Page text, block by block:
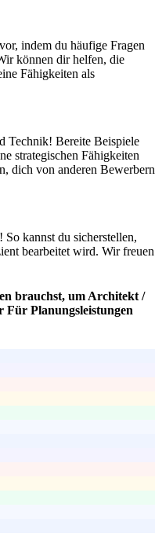
indem du häufige Fragen
können dir helfen, die
Fähigkeiten als
Technik! Bereite Beispiele
strategischen Fähigkeiten
dich von anderen Bewerbern
kannst du sicherstellen,
bearbeitet wird. Wir freuen
brauchst, um Architekt /
Für Planungsleistungen